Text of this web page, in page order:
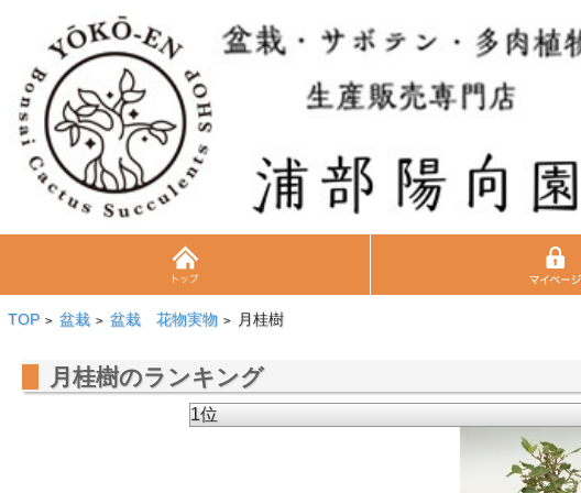
TOP > 盆栽 > 盆栽 花物実物 > 月桂樹
月桂樹のランキング
1位